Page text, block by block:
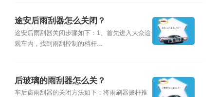
途安后雨刮器怎么关闭？
途安后雨刮器关闭步骤如下：1、首先进入大众途
观车内，找到雨刮控制的档杆...
后玻璃的雨刮器怎么关？
车后窗雨刮器的关闭方法如下：将雨刷器拨杆推